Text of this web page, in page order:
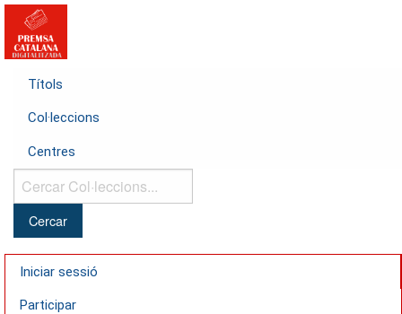
Títols
Col·leccions
Centres
Cercar
Col·leccions...
Iniciar sessió
Participar